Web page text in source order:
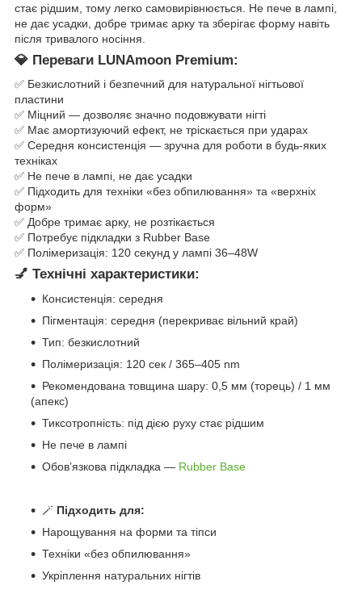
стає рідшим, тому легко самовирівнюється. Не пече в лампі,
не дає усадки, добре тримає арку та зберігає форму навіть
після тривалого носіння.
💎 Переваги LUNAmoon Premium:
✅ Безкислотний і безпечний для натуральної нігтьової
пластини
✅ Міцний — дозволяє значно подовжувати нігті
✅ Має амортизуючий ефект, не тріскається при ударах
✅ Середня консистенція — зручна для роботи в будь-яких
техніках
✅ Не пече в лампі, не дає усадки
✅ Підходить для техніки «без обпилювання» та «верхніх
форм»
✅ Добре тримає арку, не розтікається
✅ Потребує підкладки з Rubber Base
✅ Полімеризація: 120 секунд у лампі 36–48W
💅 Технічні характеристики:
Консистенція: середня
Пігментація: середня (перекриває вільний край)
Тип: безкислотний
Полімеризація: 120 сек / 365–405 nm
Рекомендована товщина шару: 0,5 мм (торець) / 1 мм
(апекс)
Тиксотропність: під дією руху стає рідшим
Не пече в лампі
Обов’язкова підкладка — Rubber Base
🪄 Підходить для:
Нарощування на форми та тіпси
Техніки «без обпилювання»
Укріплення натуральних нігтів